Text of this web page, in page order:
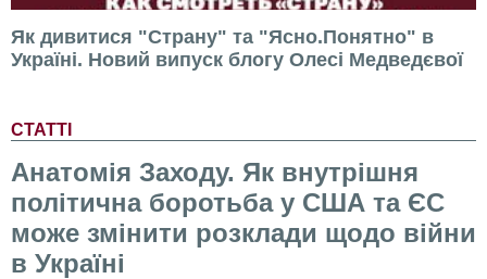
Як дивитися "Страну" та "Ясно.Понятно" в
Україні. Новий випуск блогу Олесі Медведєвої
СТАТТІ
Анатомія Заходу. Як внутрішня
політична боротьба у США та ЄС
може змінити розклади щодо війни
в Україні